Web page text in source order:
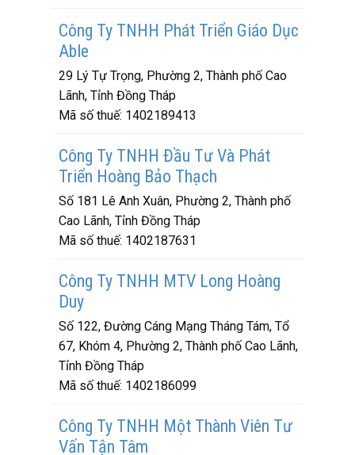
Công Ty TNHH Phát Triển Giáo Dục
Able
29 Lý Tự Trọng, Phường 2, Thành phố Cao
Lãnh, Tỉnh Đồng Tháp
Mã số thuế: 1402189413
Công Ty TNHH Đầu Tư Và Phát
Triển Hoàng Bảo Thạch
Số 181 Lê Anh Xuân, Phường 2, Thành phố
Cao Lãnh, Tỉnh Đồng Tháp
Mã số thuế: 1402187631
Công Ty TNHH MTV Long Hoàng
Duy
Số 122, Đường Cáng Mạng Tháng Tám, Tổ
67, Khóm 4, Phường 2, Thành phố Cao Lãnh,
Tỉnh Đồng Tháp
Mã số thuế: 1402186099
Công Ty TNHH Một Thành Viên Tư
Vấn Tận Tâm